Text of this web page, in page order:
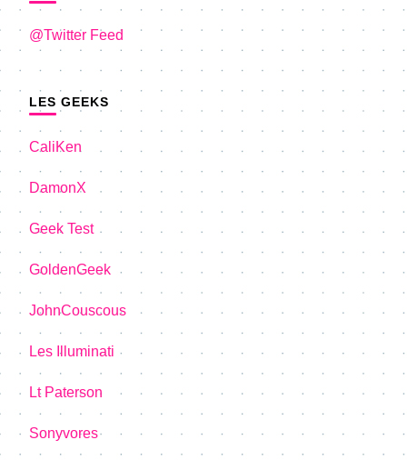
@Twitter Feed
LES GEEKS
CaliKen
DamonX
Geek Test
GoldenGeek
JohnCouscous
Les Illuminati
Lt Paterson
Sonyvores